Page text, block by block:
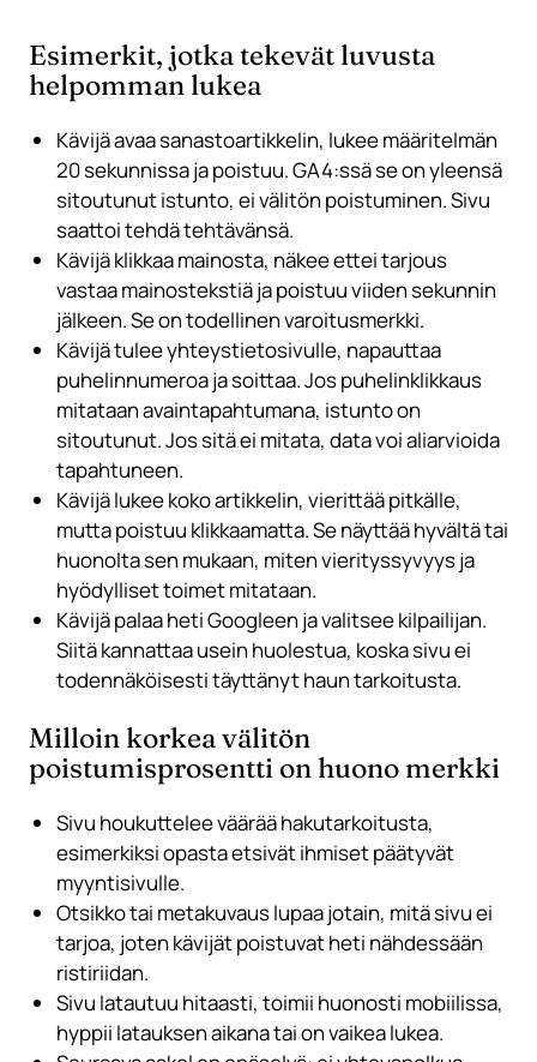
Esimerkit, jotka tekevät luvusta
helpomman lukea
Kävijä avaa sanastoartikkelin, lukee määritelmän
20 sekunnissa ja poistuu. GA4:ssä se on yleensä
sitoutunut istunto, ei välitön poistuminen. Sivu
saattoi tehdä tehtävänsä.
Kävijä klikkaa mainosta, näkee ettei tarjous
vastaa mainostekstiä ja poistuu viiden sekunnin
jälkeen. Se on todellinen varoitusmerkki.
Kävijä tulee yhteystietosivulle, napauttaa
puhelinnumeroa ja soittaa. Jos puhelinklikkaus
mitataan avaintapahtumana, istunto on
sitoutunut. Jos sitä ei mitata, data voi aliarvioida
tapahtuneen.
Kävijä lukee koko artikkelin, vierittää pitkälle,
mutta poistuu klikkaamatta. Se näyttää hyvältä tai
huonolta sen mukaan, miten vierityssyvyys ja
hyödylliset toimet mitataan.
Kävijä palaa heti Googleen ja valitsee kilpailijan.
Siitä kannattaa usein huolestua, koska sivu ei
todennäköisesti täyttänyt haun tarkoitusta.
Milloin korkea välitön
poistumisprosentti on huono merkki
Sivu houkuttelee väärää hakutarkoitusta,
esimerkiksi opasta etsivät ihmiset päätyvät
myyntisivulle.
Otsikko tai metakuvaus lupaa jotain, mitä sivu ei
tarjoa, joten kävijät poistuvat heti nähdessään
ristiriidan.
Sivu latautuu hitaasti, toimii huonosti mobiilissa,
hyppii latauksen aikana tai on vaikea lukea.